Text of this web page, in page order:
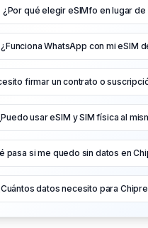
¿Por qué elegir eSIMfo en lugar de
¿Funciona WhatsApp con mi eSIM
firmar un contrato o
usar eSIM y SIM física al
pasa si me quedo sin datos en
datos necesito para